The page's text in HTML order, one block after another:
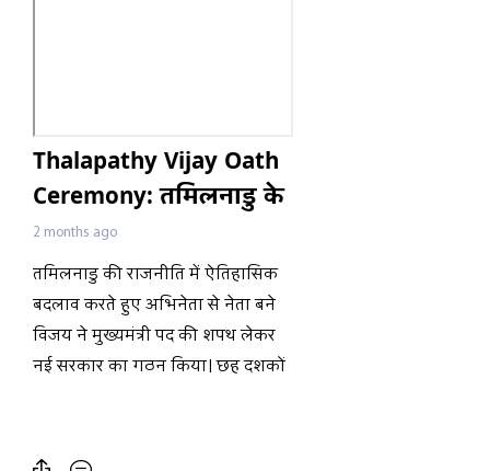
Thalapathy Vijay Oath
Ceremony: तमिलनाडु के
CM बने Vijay, TVK के
किन 9 मंत्रियों ने शपथ
ली? | Update
2 months ago
तमिलनाडु की राजनीति में ऐतिहासिक
बदलाव करते हुए अभिनेता से नेता बने
विजय ने मुख्यमंत्री पद की शपथ लेकर
नई सरकार का गठन किया। छह दशकों
ने पहली बार राज्य में गैर द्रविड़ सरकार